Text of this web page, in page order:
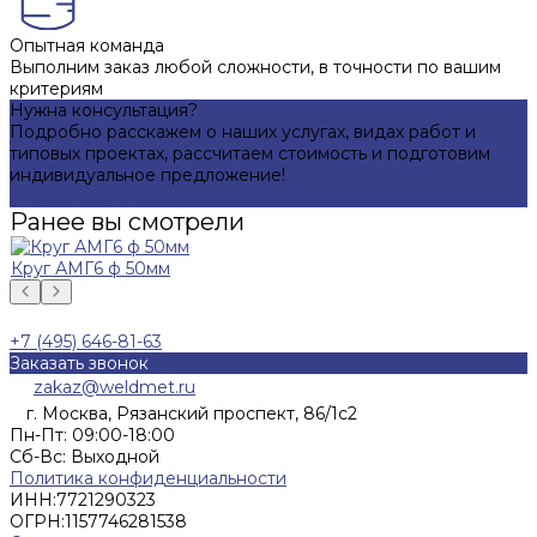
Опытная команда
Выполним заказ любой сложности, в точности по вашим
критериям
Нужна консультация?
Подробно расскажем о наших услугах, видах работ и
типовых проектах, рассчитаем стоимость и подготовим
индивидуальное предложение!
Ранее вы смотрели
Круг АМГ6 ф 50мм
+7 (495) 646-81-63
Заказать звонок
zakaz@weldmet.ru
г. Москва, Рязанский проспект, 86/1с2
Пн-Пт: 09:00-18:00
Cб-Вс: Выходной
Политика конфиденциальности
ИНН:7721290323
ОГРН:1157746281538